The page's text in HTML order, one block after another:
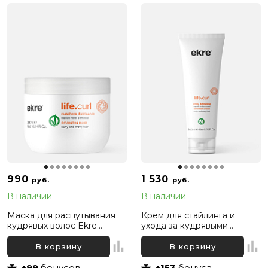
990 руб.
В наличии
Маска для распутывания
кудрявых волос Ekre
Life.Curl Untangling, 300 мл
В корзину
1 530 руб.
В наличии
Крем для стайлинга и
ухода за кудрявыми
волосами Ekre Life.Curl
Definition, 200 мл
В корзину